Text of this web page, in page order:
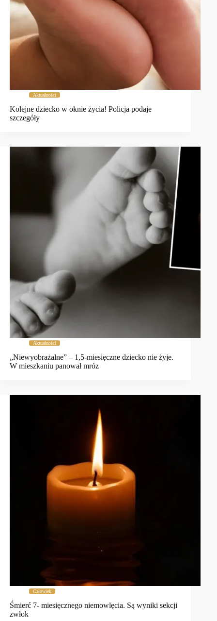
Aktualności
Kolejne dziecko w oknie życia! Policja podaje
szczegóły
Aktualności
„Niewyobrażalne” – 1,5-miesięczne dziecko nie żyje.
W mieszkaniu panował mróz
Człowiek
Śmierć 7- miesięcznego niemowlęcia. Są wyniki sekcji
zwłok